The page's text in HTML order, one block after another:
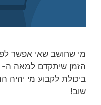
מי שחושב שאי אפשר
ביכולת לקבוע מי יהיה
שוב!